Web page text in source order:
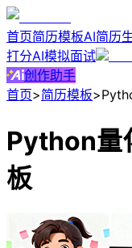
首页简历模板AI简历
打分AI模拟面试
创作助手
首页>简历模板>
Python量
板